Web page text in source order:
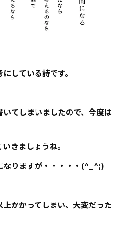
している詩です。
てしまいましたので、今度は
きましょうね。
なりますが・・・・・(^_^;)
かかってしまい、大変だった